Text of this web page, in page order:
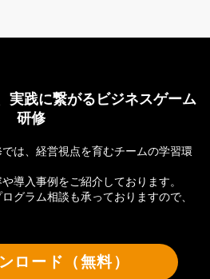
実践に繋がるビジネスゲーム
研修
は、経営視点を育むチームの学習環
導入事例をご紹介しております。
グラム相談も承っておりますので、
ロード（無料）